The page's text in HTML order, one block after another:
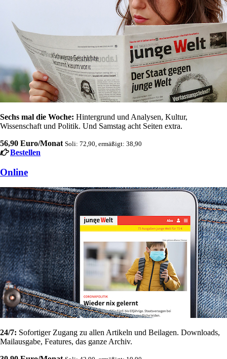
Sechs mal die Woche: Hintergrund und Analysen, Kultur,
Wissenschaft und Politik. Und Samstag acht Seiten extra.
56,90 Euro/Monat Soli: 72,90, ermäßigt: 38,90
Bestellen
Online
24/7: Sofortiger Zugang zu allen Artikeln und Beilagen. Downloads,
Mailausgabe, Features, das ganze Archiv.